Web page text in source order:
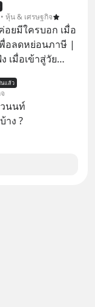
กลโกง” เพื่อรู้ทัน
วามน่าเชื่อถือ
#อยู่อย่าง
#ป้าเก๋า
หุ้น & เศรษฐกิจ
อยมีใครบอก เมื่อ
พื่อลดหย่อนภาษี |
เมื่อเข้าสู่วัย
อกจากจะช่วยลด
นโอกาสในการ
อยคน
น ทำอย่างไร ถึง
รรู้ข้อมูลอะไร
แล้ว
นนท์
าง ?